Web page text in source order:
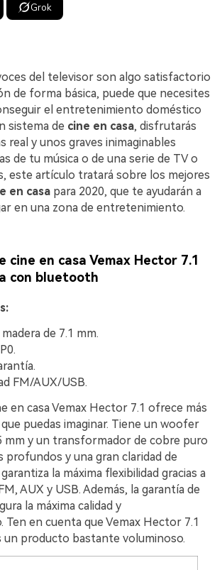
Grok
del televisor son algo satisfactorio
de forma básica, puede que necesites
el entretenimiento doméstico
sistema de cine en casa, disfrutarás
real y unos graves inimaginables
de tu música o de una serie de TV o
este artículo tratará sobre los mejores
en casa para 2020, que te ayudarán a
en una zona de entretenimiento.
cine en casa Vemax Hector 7.1
con bluetooth
de 7.1 mm.
FM/AUX/USB.
en casa Vemax Hector 7.1 ofrece más
puedas imaginar. Tiene un woofer
mm y un transformador de cobre puro
profundos y una gran claridad de
la máxima flexibilidad gracias a
AUX y USB. Además, la garantía de
la máxima calidad y
en cuenta que Vemax Hector 7.1
un producto bastante voluminoso.